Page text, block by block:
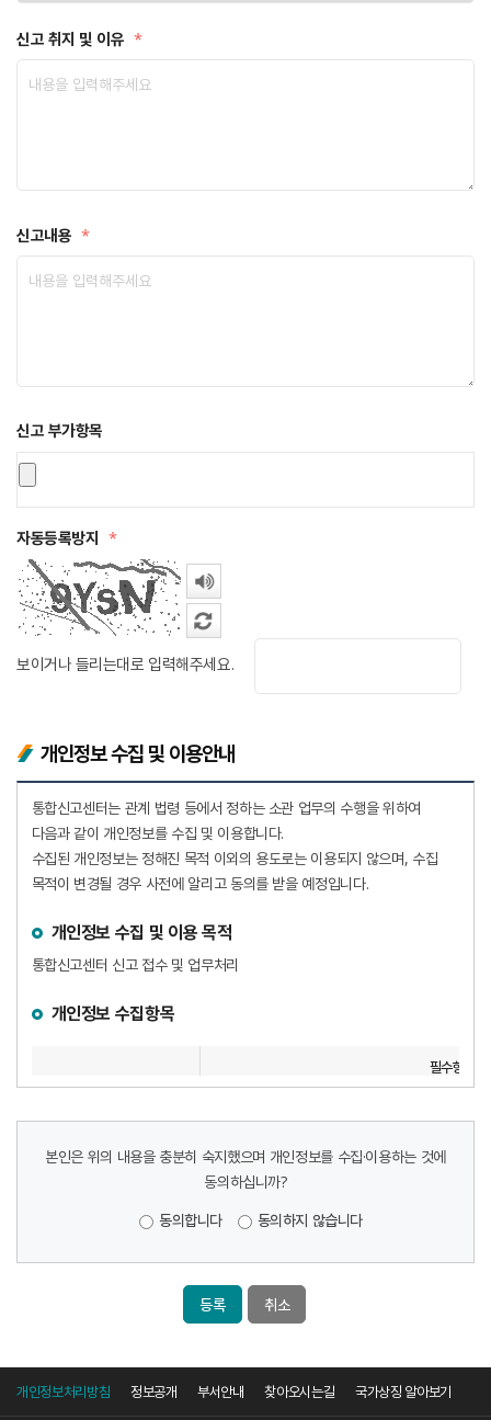
신고 취지 및 이유 *
신고내용 *
신고 부가항목
자동등록방지 *
보이거나 들리는대로 입력해주세요.
개인정보 수집 및 이용안내
통합신고센터는 관계 법령 등에서 정하는 소관 업무의 수행을 위하여
다음과 같이 개인정보를 수집 및 이용합니다.
수집된 개인정보는 정해진 목적 이외의 용도로는 이용되지 않으며, 수집
목적이 변경될 경우 사전에 알리고 동의를 받을 예정입니다.
개인정보 수집 및 이용 목적
통합신고센터 신고 접수 및 업무처리
개인정보 수집항목
수집항목
필수항목
개인정보 보유 및 이용기간
수집하는 개인정보에 대하여 개인정보보호법 제15조에 따라서 개인정보
수집 및 이용에 동의를 거부할 수 있으며, 동의거부 시 신고 등록이
인권침해 신고자 보호
본인은 위의 내용을 충분히 숙지했으며 개인정보를 수집·이용하는 것에
동의하십니까?
동의합니다
동의하지 않습니다
취소
개인정보처리방침 정보공개 부서안내 찾아오시는길 국가상징 알아보기